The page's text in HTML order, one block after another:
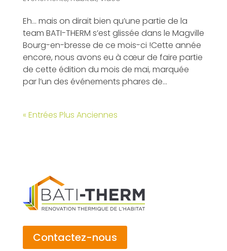
Eh… mais on dirait bien qu’une partie de la
team BATI-THERM s’est glissée dans le Magville
Bourg-en-bresse de ce mois-ci !Cette année
encore, nous avons eu à cœur de faire partie
de cette édition du mois de mai, marquée
par l’un des événements phares de...
« Entrées Plus Anciennes
Contactez-nous